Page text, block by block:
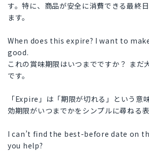
す。特に、商品が安全に消費できる最終
ます。
When does this expire? I want to
good.
これの賞味期限はいつまでですか？ まだ
です。
「Expire」は「期限が切れる」という意
効期限がいつまでかをシンプルに尋ねる表
I can’t find the best-before date on
you help?